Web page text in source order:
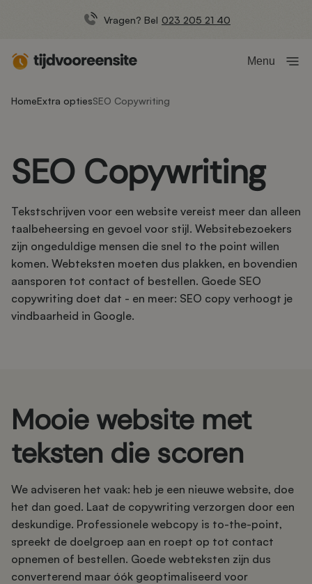
Vragen? Bel 023 205 21 40
Menu
HomeExtra optiesSEO Copywriting
SEO Copywriting
Tekstschrijven voor een website vereist meer dan alleen
taalbeheersing en gevoel voor stijl. Websitebezoekers
zijn ongeduldige mensen die snel to the point willen
komen. Webteksten moeten dus plakken, en bovendien
aansporen tot contact of bestellen. Goede SEO
copywriting doet dat - en meer: SEO copy verhoogt je
vindbaarheid in Google.
Mooie website met
teksten die scoren
We adviseren het vaak: heb je een nieuwe website, doe
het dan goed. Laat de copywriting verzorgen door een
deskundige. Professionele webcopy is to-the-point,
spreekt de doelgroep aan en roept op tot contact
opnemen of bestellen. Goede webteksten zijn dus
converterend maar óók geoptimaliseerd voor